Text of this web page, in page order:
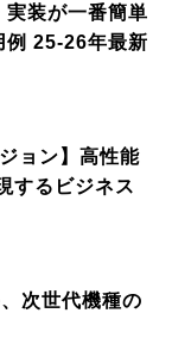
装が一番簡単
例 25-26年最新
ョン】高性能
するビジネス
次世代機種の